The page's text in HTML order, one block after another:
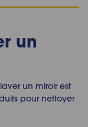
un
un miroir est
pour nettoyer